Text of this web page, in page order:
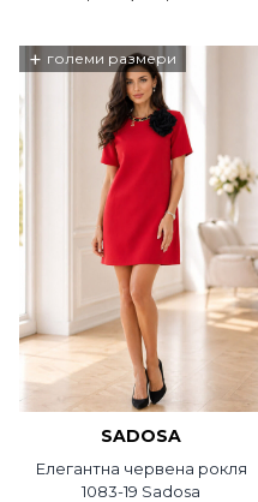
+ големи размери
SADOSA
Елегантна червена рокля
1083-19 Sadosa